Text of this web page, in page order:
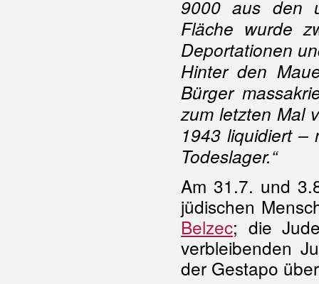
9000 aus den
Fläche wurde
Deportationen
Hinter den
Bürger
zum letzten Mal
1943 liquidiert
Todeslager.“
Am 31.7. und
jüdischen
Belzec; die
verbleibenden
der Gestapo